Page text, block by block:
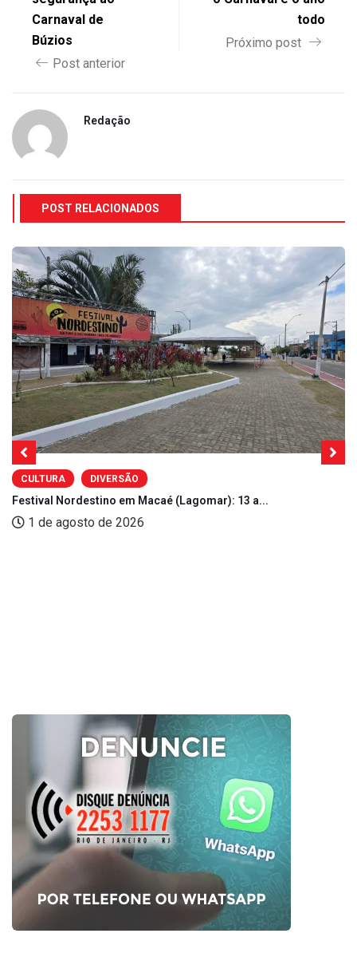
Carnaval de
Búzios
Post anterior
todo
Próximo post
Redação
POST RELACIONADOS
CULTURA DIVERSÃO
Festival Nordestino em Macaé (Lagomar): 13 a...
1 de agosto de 2026